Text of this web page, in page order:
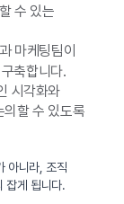
수 있는
마케팅팀이
축합니다.
시각화와
의할 수 있도록
아니라, 조직
잡게 됩니다.